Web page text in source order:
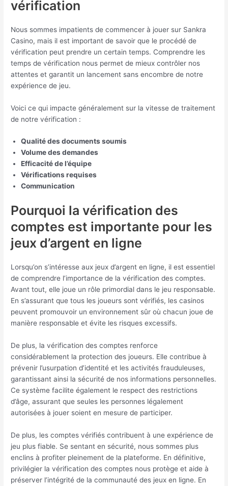
vérification
Nous sommes impatients de commencer à jouer sur Sankra
Casino, mais il est important de savoir que le procédé de
vérification peut prendre un certain temps. Comprendre les
temps de vérification nous permet de mieux contrôler nos
attentes et garantit un lancement sans encombre de notre
expérience de jeu.
Voici ce qui impacte généralement sur la vitesse de traitement
de notre vérification :
Qualité des documents soumis
Volume des demandes
Efficacité de l’équipe
Vérifications requises
Communication
Pourquoi la vérification des
comptes est importante pour les
jeux d’argent en ligne
Lorsqu’on s’intéresse aux jeux d’argent en ligne, il est essentiel
de comprendre l’importance de la vérification des comptes.
Avant tout, elle joue un rôle primordial dans le jeu responsable.
En s’assurant que tous les joueurs sont vérifiés, les casinos
peuvent promouvoir un environnement sûr où chacun joue de
manière responsable et évite les risques excessifs.
De plus, la vérification des comptes renforce
considérablement la protection des joueurs. Elle contribue à
prévenir l’usurpation d’identité et les activités frauduleuses,
garantissant ainsi la sécurité de nos informations personnelles.
Ce système facilite également le respect des restrictions
d’âge, assurant que seules les personnes légalement
autorisées à jouer soient en mesure de participer.
De plus, les comptes vérifiés contribuent à une expérience de
jeu plus fiable. Se sentant en sécurité, nous sommes plus
enclins à profiter pleinement de la plateforme. En définitive,
privilégier la vérification des comptes nous protège et aide à
préserver l’intégrité de la communauté des jeux en ligne. En